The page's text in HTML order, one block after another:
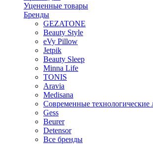
Уцененные товары
Бренды
GEZATONE
Beauty Style
eVy Pillow
Jetpik
Beauty Sleep
Minna Life
TONIS
Aravia
Medisana
Современные технологические
Gess
Beurer
Detensor
Все бренды